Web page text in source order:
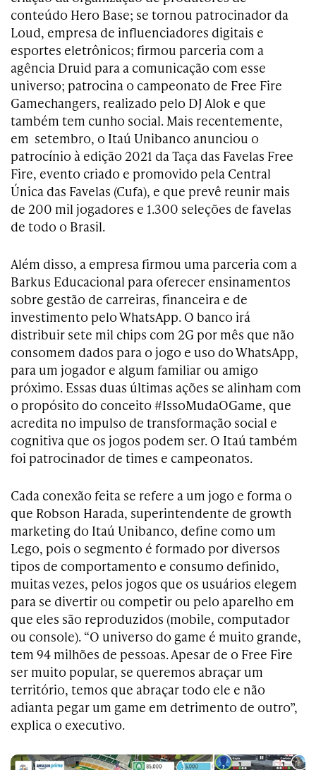
conteúdo Hero Base; se tornou patrocinador da
Loud, empresa de influenciadores digitais e
esportes eletrônicos; firmou parceria com a
agência Druid para a comunicação com esse
universo; patrocina o campeonato de Free Fire
Gamechangers, realizado pelo DJ Alok e que
também tem cunho social. Mais recentemente,
em setembro, o Itaú Unibanco anunciou o
patrocínio à edição 2021 da Taça das Favelas Free
Fire, evento criado e promovido pela Central
Única das Favelas (Cufa), e que prevê reunir mais
de 200 mil jogadores e 1.300 seleções de favelas
de todo o Brasil.
Além disso, a empresa firmou uma parceria com a
Barkus Educacional para oferecer ensinamentos
sobre gestão de carreiras, financeira e de
investimento pelo WhatsApp. O banco irá
distribuir sete mil chips com 2G por mês que não
consomem dados para o jogo e uso do WhatsApp,
para um jogador e algum familiar ou amigo
próximo. Essas duas últimas ações se alinham com
o propósito do conceito #IssoMudaOGame, que
acredita no impulso de transformação social e
cognitiva que os jogos podem ser. O Itaú também
foi patrocinador de times e campeonatos.
Cada conexão feita se refere a um jogo e forma o
que Robson Harada, superintendente de growth
marketing do Itaú Unibanco, define como um
Lego, pois o segmento é formado por diversos
tipos de comportamento e consumo definido,
muitas vezes, pelos jogos que os usuários elegem
para se divertir ou competir ou pelo aparelho em
que eles são reproduzidos (mobile, computador
ou console). “O universo do game é muito grande,
tem 94 milhões de pessoas. Apesar de o Free Fire
ser muito popular, se queremos abraçar um
território, temos que abraçar todo ele e não
adianta pegar um game em detrimento de outro”,
explica o executivo.